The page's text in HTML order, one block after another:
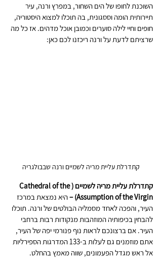
השוכנת לחופו של הים השחור, במפרץ ורנה, עיר
תיירותית הומה וססגונית, בה תוכלו למצוא היסטוריה,
חופים וחיי לילה סוערים וכמובן אוכל מדהים. אז כל מה
שרציתם לדעת על ורנה ריכזנו לכם כאן:
קתדרלת עליית מריה לשמיים ורנה שבבולגריה
קתדרלת עליית מריה לשמיים (Cathedral of the
Assumption of the Virgin) –
היא נמצאת במרכז
העיר, והפכה לאחד מסמליה הבולטים של ורנה. תוכלו
להבחין בכיפותיה המוזהבות מנקודות רבות ברחבי
העיר. אם ברצונכם לראות נוף פנורמי יפה של העיר,
אתם מוזמנים גם לעלות ב-133 המדרגות הספירליות
אל ראש מגדל הפעמונים, שווה מאמץ בהחלט.